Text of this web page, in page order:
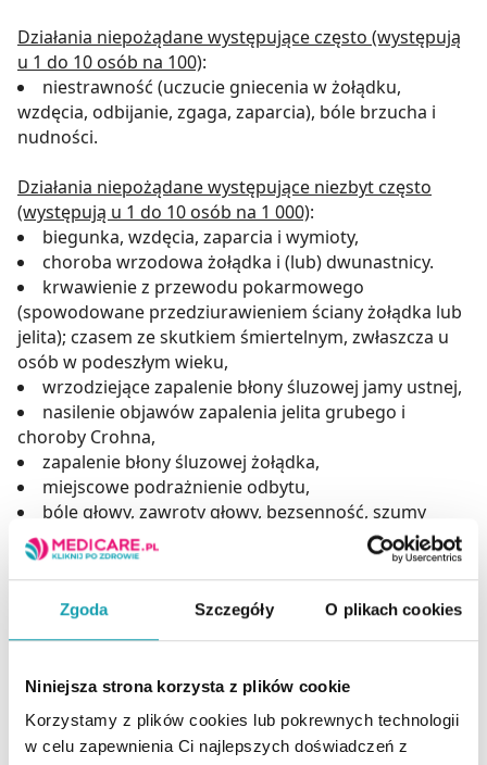
Zgoda Szczegóły O plikach cookies
Niniejsza strona korzysta z plików cookie
Korzystamy z plików cookies lub pokrewnych technologii
w celu zapewnienia Ci najlepszych doświadczeń z
Działania niepożądane występujące często (występują
u 1 do 10 osób na 100):
niestrawność (uczucie gniecenia w żołądku,
wzdęcia, odbijanie, zgaga, zaparcia), bóle brzucha i
nudności.
Działania niepożądane występujące niezbyt często
(występują u 1 do 10 osób na 1 000):
biegunka, wzdęcia, zaparcia i wymioty,
choroba wrzodowa żołądka i (lub) dwunastnicy.
krwawienie z przewodu pokarmowego
(spowodowane przedziurawieniem ściany żołądka lub
jelita); czasem ze skutkiem śmiertelnym, zwłaszcza u
osób w podeszłym wieku,
wrzodziejące zapalenie błony śluzowej jamy ustnej,
nasilenie objawów zapalenia jelita grubego i
choroby Crohna,
zapalenie błony śluzowej żołądka,
miejscowe podrażnienie odbytu,
bóle głowy, zawroty głowy, bezsenność, szumy
uszne i zmęczenie,
reakcje nadwrażliwości z pokrzywką i świądem.
Działania niepożądane występujące bardzo rzadko
(występują u mniej niż 1 osoby na 10 000):
nadciśnienie tętnicze,
niewydolność serca,
zmniejszenie wydalania mocznika,